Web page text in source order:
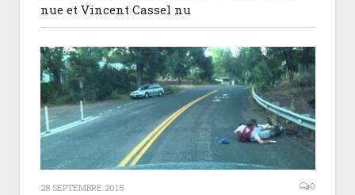
nue et Vincent Cassel nu
28 SEPTEMBRE 2015 0